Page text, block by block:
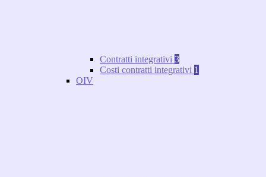
Contratti integrativi 3
Costi contratti integrativi 1
OIV